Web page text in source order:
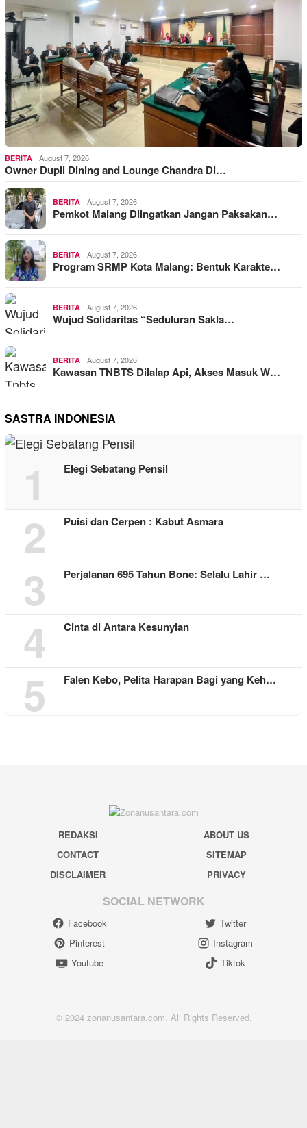
BERITA August 7, 2026
Owner Dupli Dining and Lounge Chandra Di…
BERITA August 7, 2026
Pemkot Malang Diingatkan Jangan Paksakan…
BERITA August 7, 2026
Program SRMP Kota Malang: Bentuk Karakte…
BERITA August 7, 2026
Wujud Solidaritas “Seduluran Sakla…
BERITA August 7, 2026
Kawasan TNBTS Dilalap Api, Akses Masuk W…
SASTRA INDONESIA
1 Elegi Sebatang Pensil
2 Puisi dan Cerpen : Kabut Asmara
3 Perjalanan 695 Tahun Bone: Selalu Lahir …
4 Cinta di Antara Kesunyian
5 Falen Kebo, Pelita Harapan Bagi yang Keh…
REDAKSI
ABOUT US
CONTACT
SITEMAP
DISCLAIMER
PRIVACY
SOCIAL NETWORK
Facebook
Twitter
Pinterest
Instagram
Youtube
Tiktok
© 2024 zonanusantara.com. All Rights Reserved.